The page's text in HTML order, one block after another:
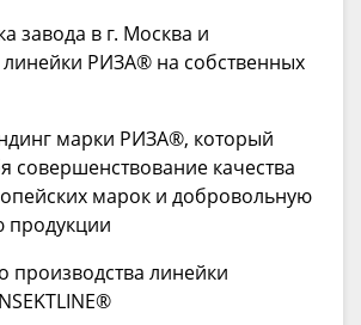
завода в г. Москва и
линейки РИЗА® на собственных
марки РИЗА®, который
совершенствование качества
марок и добровольную
продукции
производства линейки